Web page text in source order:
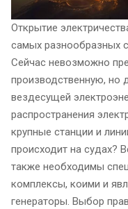
Открытие
самых разнообразных
Сейчас невозможно
производственную, но
вездесущей
распространения
крупные станции и
происходит на судах?
также необходимы
комплексы, коими и
генераторы. Выбор